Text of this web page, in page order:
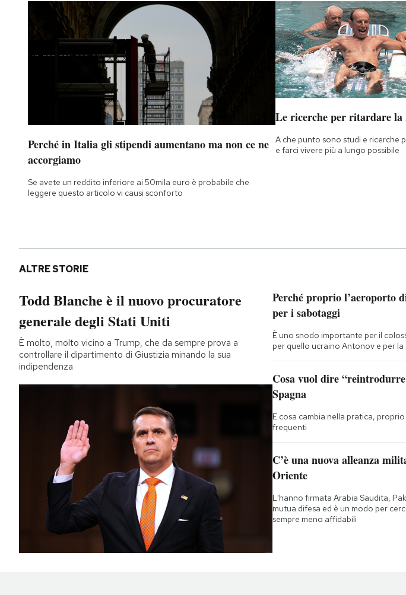
Perché in Italia gli stipendi aumentano ma non ce ne
accorgiamo
Se avete un reddito inferiore ai 50mila euro è probabile che
leggere questo articolo vi causi sconforto
Le ricerche per ritardare la
A che punto sono studi e ricerche
e farci vivere più a lungo possibile
ALTRE STORIE
Todd Blanche è il nuovo procuratore
generale degli Stati Uniti
È molto, molto vicino a Trump, che da sempre prova a
controllare il dipartimento di Giustizia minando la sua
indipendenza
Perché proprio l’aeroporto
per i sabotaggi
È uno snodo importante per il
per quello ucraino Antonov e per la
Cosa vuol dire
Spagna
E cosa cambia nella pratica,
frequenti
C’è una nuova alleanza
Oriente
L'hanno firmata Arabia Saudita,
mutua difesa ed è un modo per
sempre meno affidabili